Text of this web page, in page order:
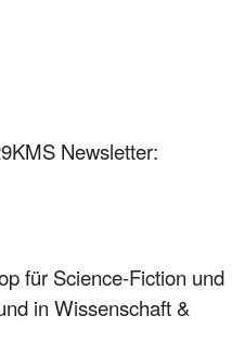
Newsletter:
für Science-Fiction und
in Wissenschaft &